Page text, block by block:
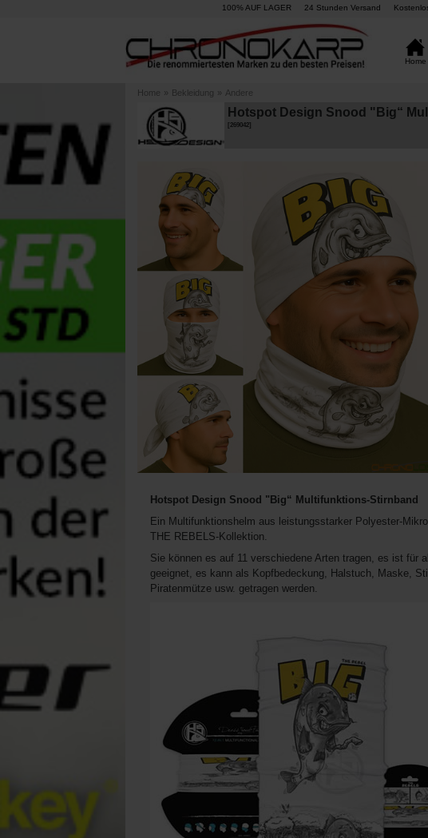
100% AUF LAGER 24 Stunden Versand
Home
Home » Bekleidung » Andere
Hotspot Design Snood "Big“
269042]
Hotspot Design Snood "Big“ Multifunktions-Stirnband
Ein Multifunktionshelm aus leistungsstarker Polyester-
THE REBELS-Kollektion.
Sie können es auf 11 verschiedene Arten tragen, es ist für
geeignet, es kann als Kopfbedeckung, Halstuch, Maske,
Piratenmütze usw. getragen werden.